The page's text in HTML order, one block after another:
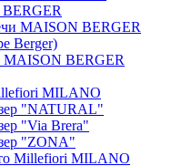
MAISON BERGER
Berger)
MAISON BERGER
MILANO
"NATURAL"
"Via Brera"
"ZONA"
Millefiori MILANO